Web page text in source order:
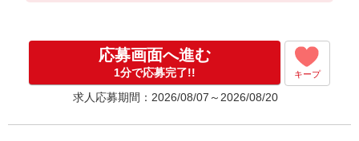
応募画面へ進む
1分で応募完了!! キープ
求人応募期間：2026/08/07～2026/08/20